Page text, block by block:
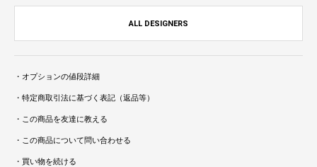
ALL DESIGNERS
・オプションの値段詳細
・特定商取引法に基づく表記（返品等）
・この商品を友達に教える
・この商品について問い合わせる
・買い物を続ける